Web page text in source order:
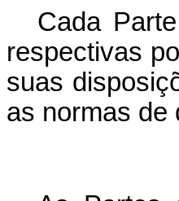
Cada
respectivas
suas
as normas de